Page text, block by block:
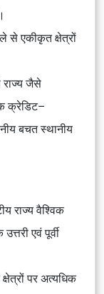
से एकीकृत क्षेत्रों
राज्य जैसे
क्रेडिट–
बचत स्थानीय
राज्य वैश्विक
एवं पूर्वी
पर अत्यधिक